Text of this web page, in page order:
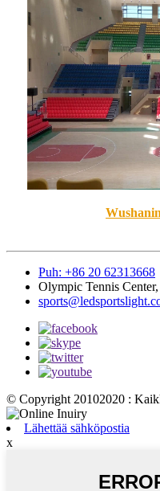
Puh: +86 20 62313668
Olympic Tennis
© Copyright 20102020 :
Lähettää sähköpostia
x